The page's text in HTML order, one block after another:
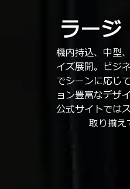
ラージ
機内持込、中型
イズ展開。ビジ
でシーンに応じ
ョン豊富なデザ
公式サイトでは
取り揃え